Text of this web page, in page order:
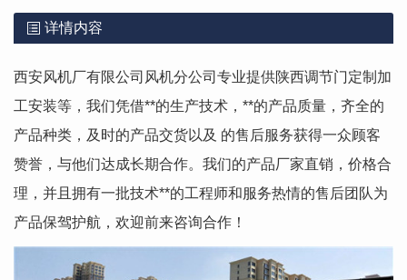
详情内容
西安风机厂有限公司风机分公司专业提供陕西调节门定制加
工安装等，我们凭借**的生产技术，**的产品质量，齐全的
产品种类，及时的产品交货以及 的售后服务获得一众顾客
赞誉，与他们达成长期合作。我们的产品厂家直销，价格合
理，并且拥有一批技术**的工程师和服务热情的售后团队为
产品保驾护航，欢迎前来咨询合作！